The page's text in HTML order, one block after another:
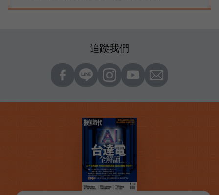
追蹤我們